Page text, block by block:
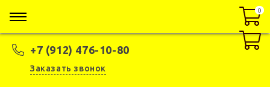
+7 (912) 476-10-80
Заказать звонок
0
0